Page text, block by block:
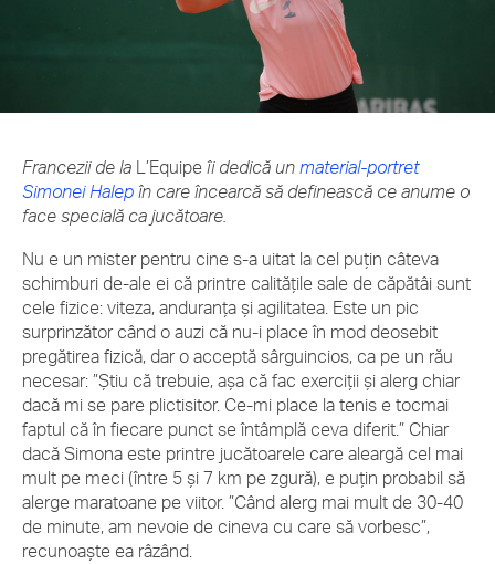
Francezii de la L’Equipe îi dedică un material-portret
Simonei Halep în care încearcă să definească ce anume o
face specială ca jucătoare.
Nu e un mister pentru cine s-a uitat la cel puțin câteva
schimburi de-ale ei că printre calitățile sale de căpătâi sunt
cele fizice: viteza, anduranța și agilitatea. Este un pic
surprinzător când o auzi că nu-i place în mod deosebit
pregătirea fizică, dar o acceptă sârguincios, ca pe un rău
necesar: ”Știu că trebuie, așa că fac exerciții și alerg chiar
dacă mi se pare plictisitor. Ce-mi place la tenis e tocmai
faptul că în fiecare punct se întâmplă ceva diferit.” Chiar
dacă Simona este printre jucătoarele care aleargă cel mai
mult pe meci (între 5 și 7 km pe zgură), e puțin probabil să
alerge maratoane pe viitor. ”Când alerg mai mult de 30-40
de minute, am nevoie de cineva cu care să vorbesc”,
recunoaște ea râzând.